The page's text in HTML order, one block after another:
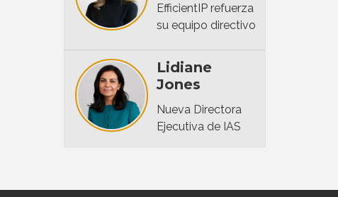
EfficientIP refuerza
su equipo directivo
Lidiane
Jones
Nueva Directora
Ejecutiva de IAS